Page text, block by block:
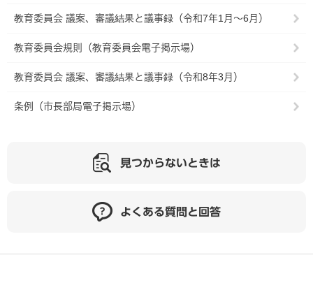
教育委員会 議案、審議結果と議事録（令和7年1月～6月）
教育委員会規則（教育委員会電子掲示場）
教育委員会 議案、審議結果と議事録（令和8年3月）
条例（市長部局電子掲示場）
見つからないときは
よくある質問と回答